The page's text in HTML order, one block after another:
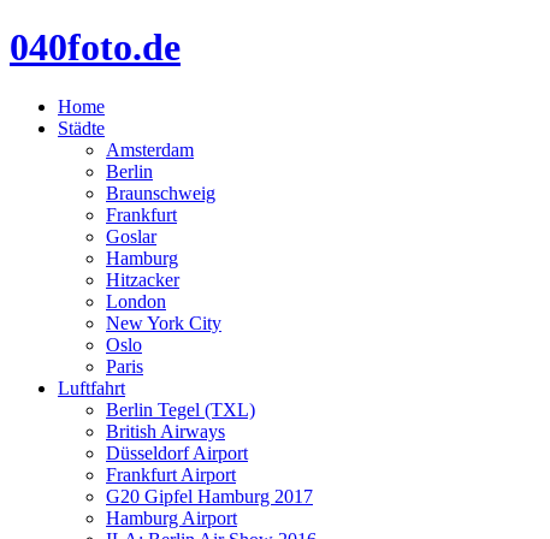
040foto.de
Home
Städte
Amsterdam
Berlin
Braunschweig
Frankfurt
Goslar
Hamburg
Hitzacker
London
New York City
Oslo
Paris
Luftfahrt
Berlin Tegel (TXL)
British Airways
Düsseldorf Airport
Frankfurt Airport
G20 Gipfel Hamburg 2017
Hamburg Airport